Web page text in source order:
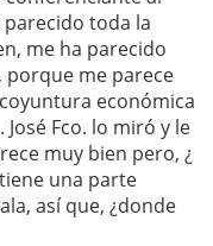
toda la
me ha parecido
porque me parece
económica
Fco. lo miró y le
muy bien pero, ¿
una parte
así que, ¿donde